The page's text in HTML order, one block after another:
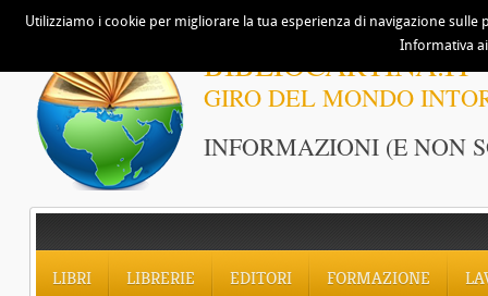
BIBLIOCARTINA.IT
GIRO DEL MONDO
INFORMAZIONI (E NON
LIBRI LIBRERIE EDITORI FORMAZIONE
Utilizziamo i cookie per migliorare la tua esperienza di navigazione
Informativa ai